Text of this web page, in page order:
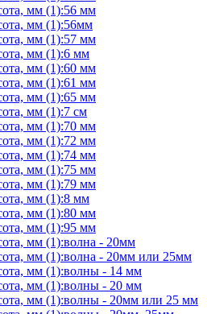
мм (1):56 мм
мм (1):56мм
мм (1):57 мм
мм (1):6 мм
мм (1):60 мм
мм (1):61 мм
мм (1):65 мм
мм (1):7 см
мм (1):70 мм
мм (1):72 мм
мм (1):74 мм
мм (1):75 мм
мм (1):79 мм
мм (1):8 мм
мм (1):80 мм
мм (1):95 мм
мм (1):волна - 20мм
мм (1):волна - 20мм или 25мм
мм (1):волны - 14 мм
мм (1):волны - 20 мм
мм (1):волны - 20мм или 25 мм